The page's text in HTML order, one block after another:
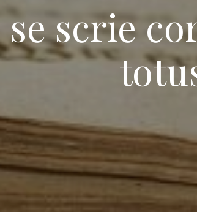
scrie